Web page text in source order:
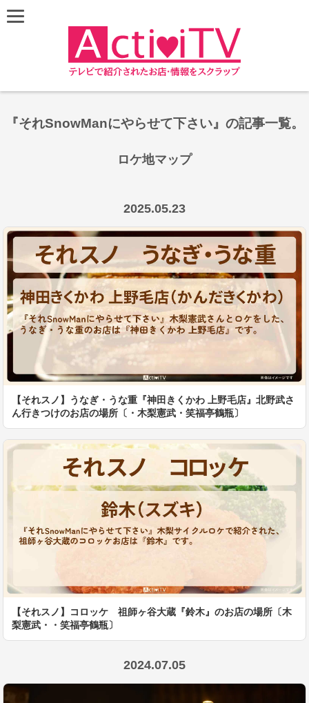
『それSnowManにやらせて下さい』の記事一覧。
ロケ地マップ
2025.05.23
【それスノ】うなぎ・うな重『神田きくかわ 上野毛店』北野武さ
ん行きつけのお店の場所〔・木梨憲武・笑福亭鶴瓶〕
【それスノ】コロッケ 祖師ヶ谷大蔵『鈴木』のお店の場所〔木
梨憲武・・笑福亭鶴瓶〕
2024.07.05